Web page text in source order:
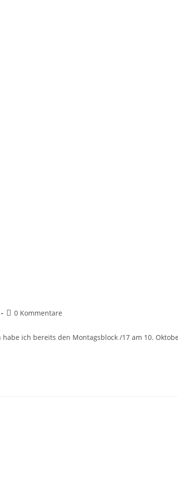
0 Kommentare
ich bereits den Montagsblock /17 am 10.